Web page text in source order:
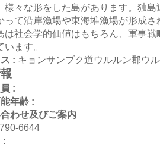
様々な形をした島があります。独
って沿岸漁場や東海堆漁場が形成
は社会学的価値はもちろん、軍事
います。
: キョンサンブク道ウルルン郡ウ
:
年齢 :
わせ及びご案内
6644
: